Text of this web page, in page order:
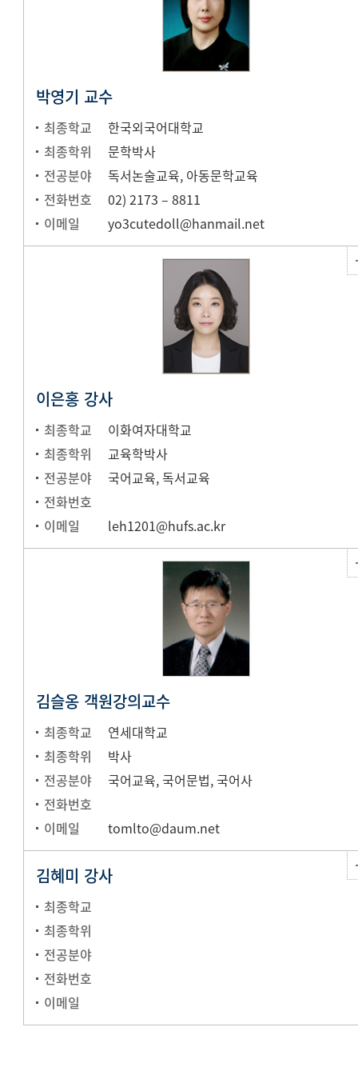
박영기 교수
최종학교
한국외국어대학교
최종학위
문학박사
전공분야
독서논술교육, 아동문학교육
전화번호
02) 2173 – 8811
이메일
yo3cutedoll@hanmail.net
이은홍 강사
최종학교
이화여자대학교
최종학위
교육학박사
전공분야
국어교육, 독서교육
전화번호
이메일
leh1201@hufs.ac.kr
김슬옹 객원강의교수
최종학교
연세대학교
최종학위
박사
전공분야
국어교육, 국어문법, 국어사
전화번호
이메일
tomlto@daum.net
김혜미 강사
최종학교
최종학위
전공분야
전화번호
이메일